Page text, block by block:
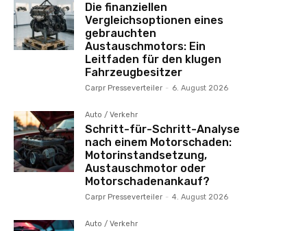
Die finanziellen
Vergleichsoptionen eines
gebrauchten
Austauschmotors: Ein
Leitfaden für den klugen
Fahrzeugbesitzer
Carpr Presseverteiler - 6. August 2026
Auto / Verkehr
Schritt-für-Schritt-Analyse
nach einem Motorschaden:
Motorinstandsetzung,
Austauschmotor oder
Motorschadenankauf?
Carpr Presseverteiler - 4. August 2026
Auto / Verkehr